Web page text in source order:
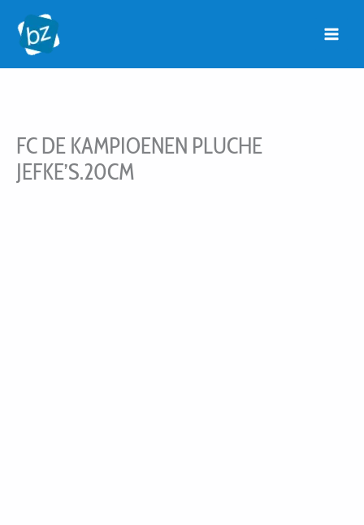
naar
FC DE KAMPIOENEN PLUCHE
JEFKE’S.20CM